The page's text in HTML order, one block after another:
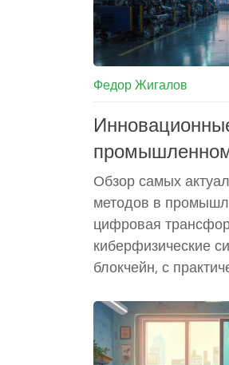
Федор Жигалов
цифровые
ИИ
Обзор самых
методов в
цифровая
киберфизические
блокчейн, с